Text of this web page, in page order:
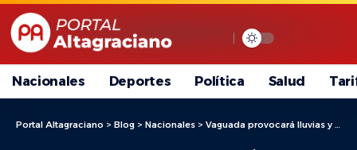
Nacionales Deportes Política Salud
Portal Altagraciano > Blog > Nacionales > Vaguada provocará lluvias y tormentas eléctricas en gran parte del país